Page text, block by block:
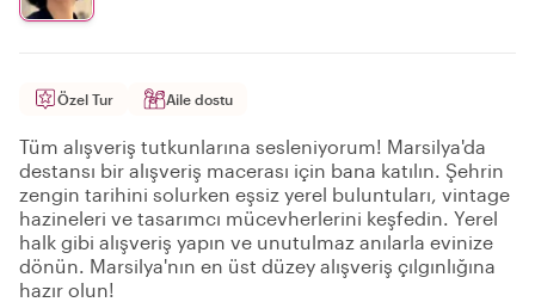
Özel Tur Aile dostu
Tüm alışveriş tutkunlarına sesleniyorum! Marsilya'da
destansı bir alışveriş macerası için bana katılın. Şehrin
zengin tarihini solurken eşsiz yerel buluntuları, vintage
hazineleri ve tasarımcı mücevherlerini keşfedin. Yerel
halk gibi alışveriş yapın ve unutulmaz anılarla evinize
dönün. Marsilya'nın en üst düzey alışveriş çılgınlığına
hazır olun!